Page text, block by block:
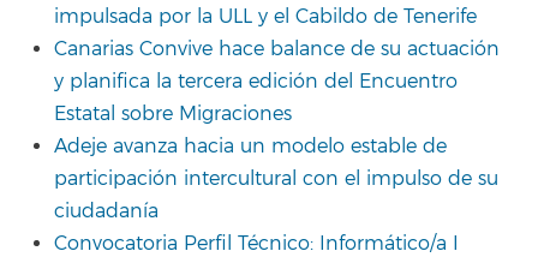
impulsada por la ULL y el Cabildo de Tenerife
Canarias Convive hace balance de su actuación
y planifica la tercera edición del Encuentro
Estatal sobre Migraciones
Adeje avanza hacia un modelo estable de
participación intercultural con el impulso de su
ciudadanía
Convocatoria Perfil Técnico: Informático/a I